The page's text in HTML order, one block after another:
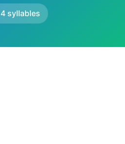
4 syllables